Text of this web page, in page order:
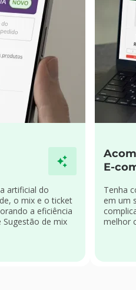
artificial do
o mix e o ticket
a eficiência
Sugestão de mix
E-
Tenha
em um
melhor